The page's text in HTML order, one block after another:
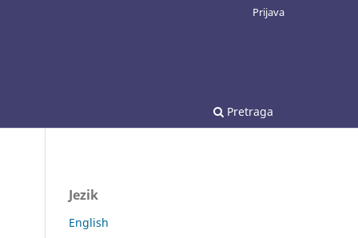
Pretraga
Prijava
Jezik
English